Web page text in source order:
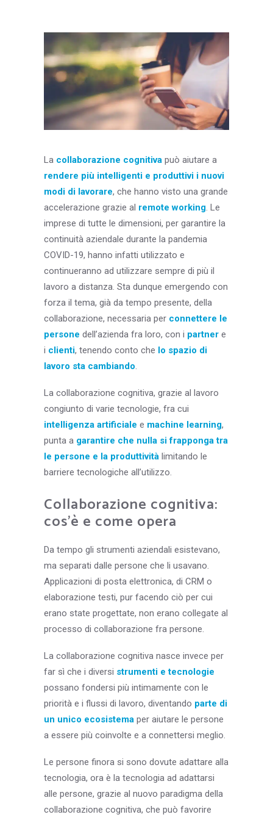
Sostenibilità
RICERCA
La collaborazione cognitiva può aiutare a
rendere più intelligenti e produttivi i nuovi
modi di lavorare, che hanno visto una grande
accelerazione grazie al remote working. Le
imprese di tutte le dimensioni, per garantire la
continuità aziendale durante la pandemia
COVID-19, hanno infatti utilizzato e
continueranno ad utilizzare sempre di più il
lavoro a distanza. Sta dunque emergendo con
forza il tema, già da tempo presente, della
collaborazione, necessaria per connettere le
persone dell’azienda fra loro, con i partner e
i clienti, tenendo conto che lo spazio di
lavoro sta cambiando.
La collaborazione cognitiva, grazie al lavoro
congiunto di varie tecnologie, fra cui
intelligenza artificiale e machine learning,
punta a garantire che nulla si frapponga tra
le persone e la produttività limitando le
barriere tecnologiche all’utilizzo.
Collaborazione cognitiva:
cos’è e come opera
Da tempo gli strumenti aziendali esistevano,
ma separati dalle persone che li usavano.
Applicazioni di posta elettronica, di CRM o
elaborazione testi, pur facendo ciò per cui
erano state progettate, non erano collegate al
processo di collaborazione fra persone.
La collaborazione cognitiva nasce invece per
far sì che i diversi strumenti e tecnologie
possano fondersi più intimamente con le
priorità e i flussi di lavoro, diventando parte di
un unico ecosistema per aiutare le persone
a essere più coinvolte e a connettersi meglio.
Le persone finora si sono dovute adattare alla
tecnologia, ora è la tecnologia ad adattarsi
alle persone, grazie al nuovo paradigma della
collaborazione cognitiva, che può favorire